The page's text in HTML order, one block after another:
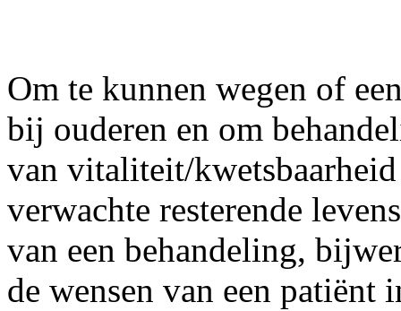
Om te kunnen wegen of
bij ouderen en om
van vitaliteit/
verwachte resterende
van een behandeling,
de wensen van een patiënt